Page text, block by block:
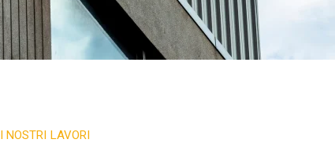
I NOSTRI LAVORI